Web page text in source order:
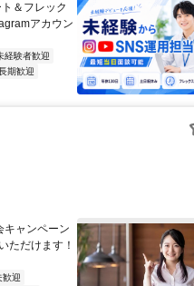
＆フレック
アカウン
経験者歓迎
期歓迎
キャンペーン
ただけます！
歓迎